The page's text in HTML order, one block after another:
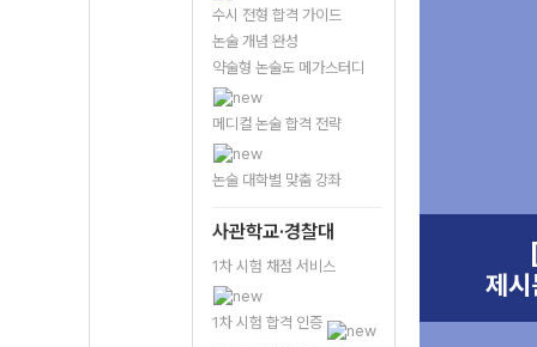
수시 전형 합격 가이드
논술 개념 완성
약술형 논술도 메가스터디
메디컬 논술 합격 전략
논술 대학별 맞춤 강좌
사관학교·경찰대
1차 시험 채점 서비스
1차 시험 합격 인증
제